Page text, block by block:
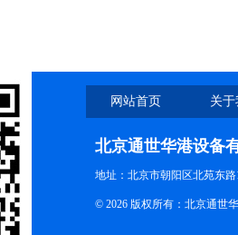
网站首页 关
北京通世华港设备
地址：北京市朝阳区北苑东路
© 2026 版权所有：北京通世